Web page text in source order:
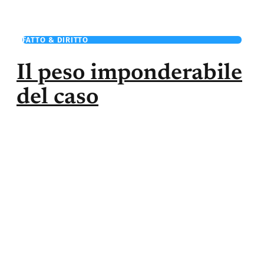
FATTO & DIRITTO
Il peso imponderabile
del caso